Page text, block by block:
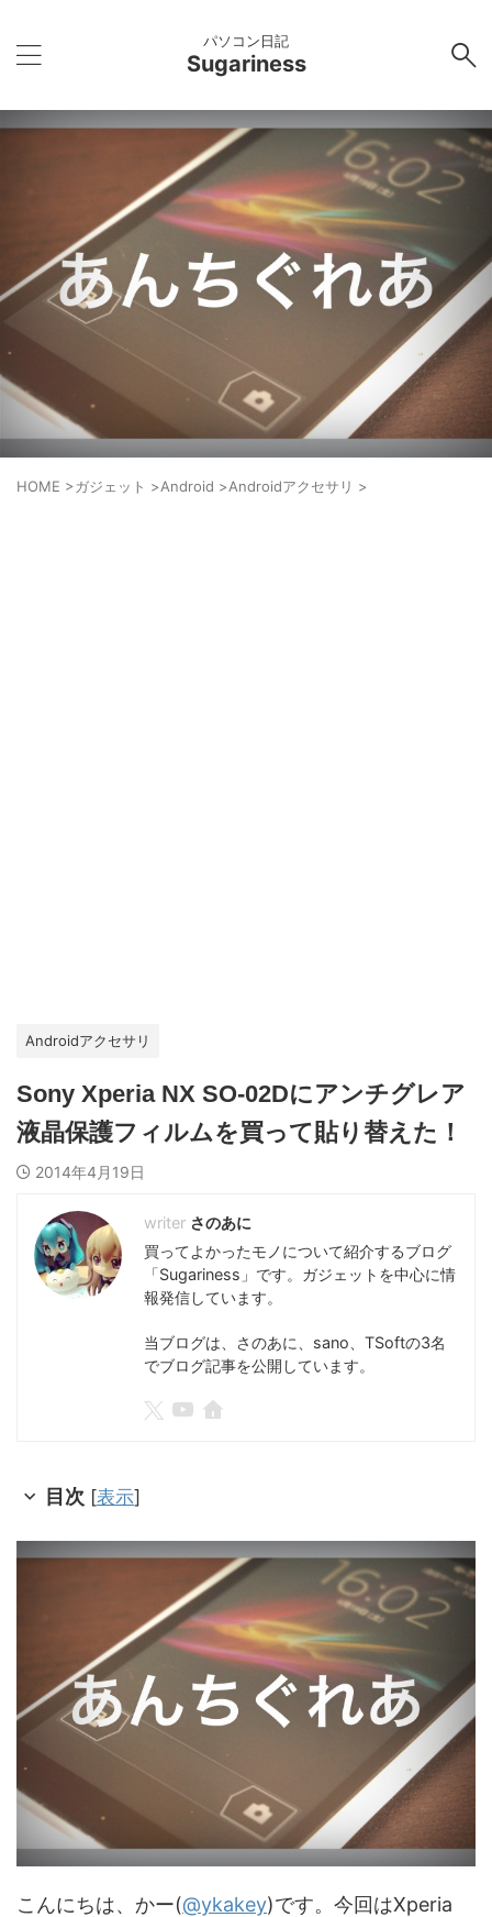
パソコン日記
Sugariness
HOME >ガジェット >Android >Androidアクセサリ >
Androidアクセサリ
Sony Xperia NX SO-02Dにアンチグレア
液晶保護フィルムを買って貼り替えた！
2014年4月19日
さのあに
買ってよかったモノについて紹介するブログ
「Sugariness」です。ガジェットを中心に情
報発信しています。
当ブログは、さのあに、sano、TSoftの3名
でブログ記事を公開しています。
目次 [表示]
こんにちは、かー(@ykakey)です。今回はXperia